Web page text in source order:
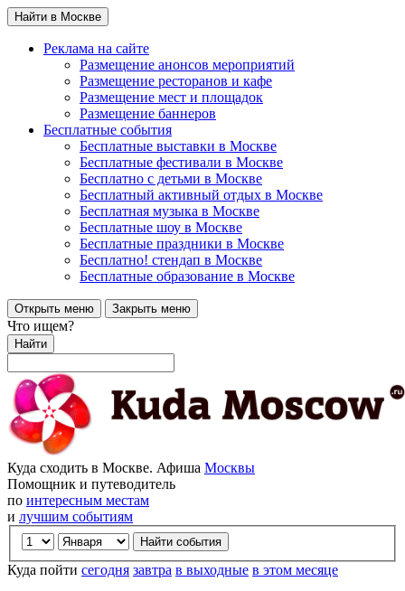
Найти в Москве
Реклама на сайте
Размещение анонсов мероприятий
Размещение ресторанов и кафе
Размещение мест и площадок
Размещение баннеров
Бесплатные события
Бесплатные выставки в Москве
Бесплатные фестивали в Москве
Бесплатно с детьми в Москве
Бесплатный активный отдых в Москве
Бесплатная музыка в Москве
Бесплатные шоу в Москве
Бесплатные праздники в Москве
Бесплатно! стендап в Москве
Бесплатные образование в Москве
Открыть меню Закрыть меню
Что ищем?
Найти
Куда сходить в Москве. Афиша Москвы
Помощник и путеводитель
по интересным местам
и лучшим событиям
Куда пойти сегодня завтра в выходные в этом месяце